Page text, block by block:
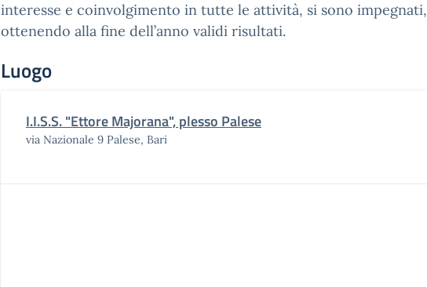
interesse e coinvolgimento in tutte le attività, si sono impegnati,
ottenendo alla fine dell’anno validi risultati.
Luogo
I.I.S.S. "Ettore Majorana", plesso Palese
via Nazionale 9 Palese, Bari